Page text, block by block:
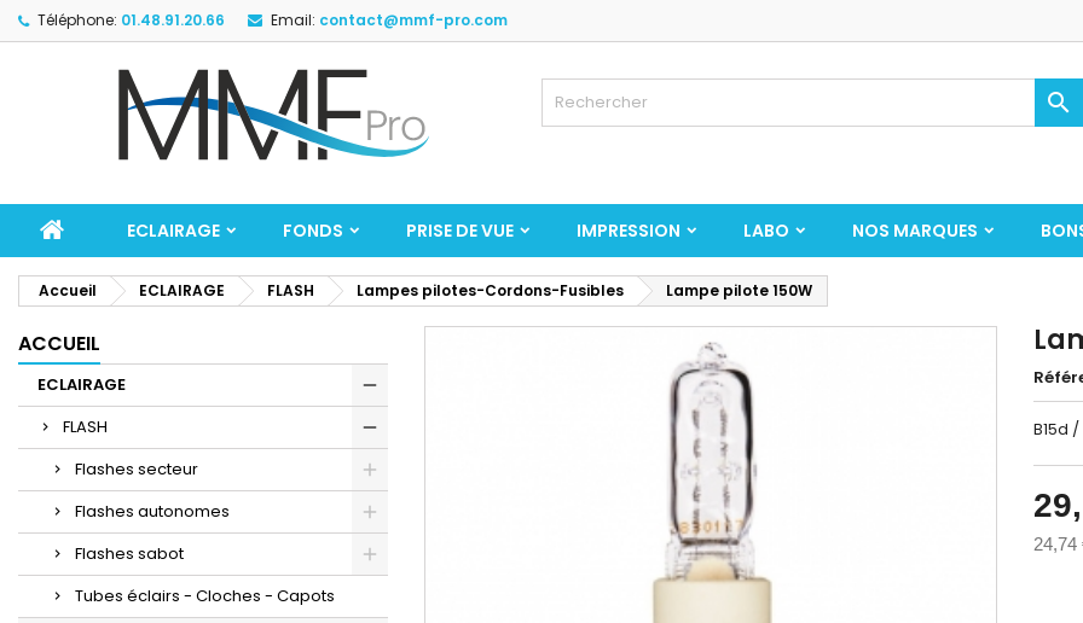
Téléphone: 01.48.91.20.66 Email: contact@mmf-pro.com

ECLAIRAGE FONDS PRISE DE VUE IMPRESSION LABO NOS MARQUES
Accueil ECLAIRAGE FLASH Lampes pilotes-Cordons-Fusibles Lampe pilote 150W
ACCUEIL
ECLAIRAGE
FLASH
Flashes secteur
Flashes autonomes
Flashes sabot
Tubes éclairs - Cloches - Capots
B15d
24,74